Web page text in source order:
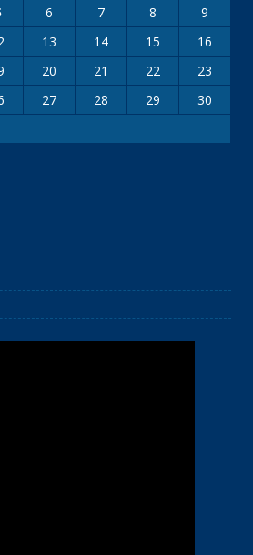
6 7 8
9
13 14 15
16
20 21 22
23
27 28 29
30